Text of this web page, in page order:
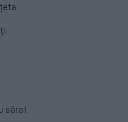
sărat